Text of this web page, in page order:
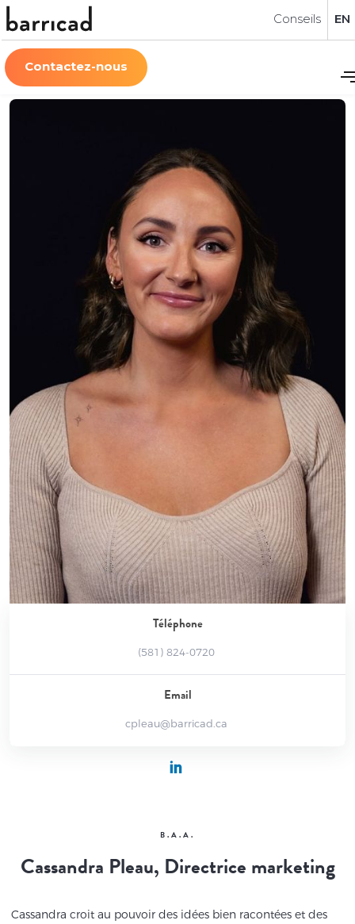
Conseils EN
Contactez-nous
B.A.A.
Cassandra Pleau, Directrice marketing
Cassandra croit au pouvoir des idées bien racontées et des
Téléphone
(581) 824-0720
Email
cpleau@barricad.ca